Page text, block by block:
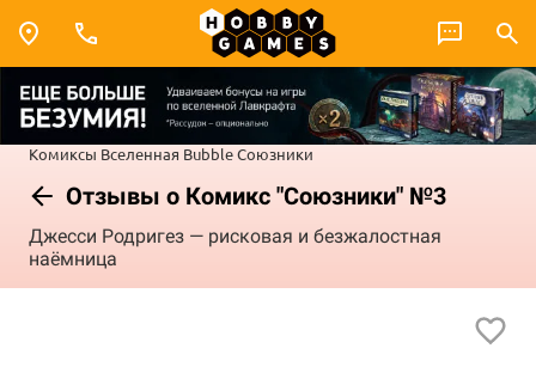
Комиксы Вселенная BubbleСоюзники
Отзывы о Комикс "Союзники" №3
Джесси Родригез — рисковая и безжалостная
наёмница